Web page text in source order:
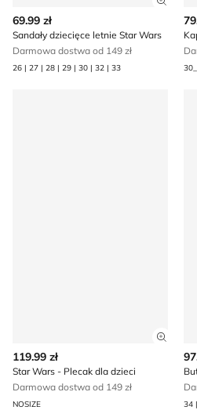
69.99 zł
Sandały dziecięce letnie Star Wars
Darmowa dostwa od 149 zł
26 | 27 | 28 | 29 | 30 | 32 | 33
119.99 zł
Star Wars - Plecak dla dzieci
Darmowa dostwa od 149 zł
NOSIZE 34